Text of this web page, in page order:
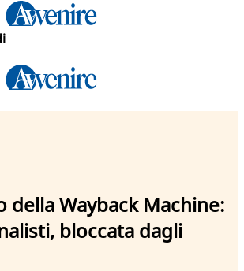
della Wayback Machine:
bloccata dagli